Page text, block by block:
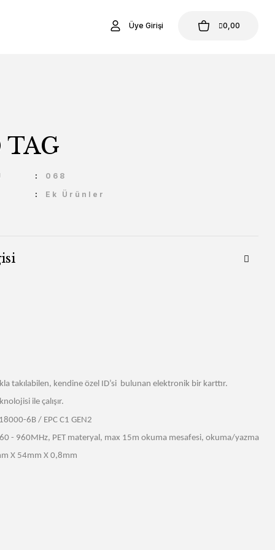
Üye Girişi 0,00
TAG
068
Ek Ürünler
takılabilen, kendine özel ID’si bulunan elektronik bir karttır.
ile çalışır.
6B / EPC C1 GEN2
- 960MHz, PET materyal, max 15m okuma mesafesi, okuma/yazma
X 54mm X 0,8mm